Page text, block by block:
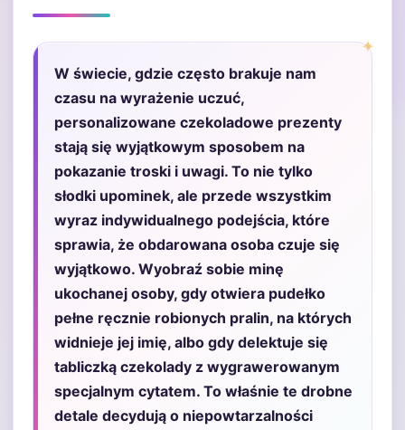
W świecie, gdzie często brakuje nam
czasu na wyrażenie uczuć,
personalizowane czekoladowe prezenty
stają się wyjątkowym sposobem na
pokazanie troski i uwagi. To nie tylko
słodki upominek, ale przede wszystkim
wyraz indywidualnego podejścia, które
sprawia, że obdarowana osoba czuje się
wyjątkowo. Wyobraź sobie minę
ukochanej osoby, gdy otwiera pudełko
pełne ręcznie robionych pralin, na których
widnieje jej imię, albo gdy delektuje się
tabliczką czekolady z wygrawerowanym
specjalnym cytatem. To właśnie te drobne
detale decydują o niepowtarzalności